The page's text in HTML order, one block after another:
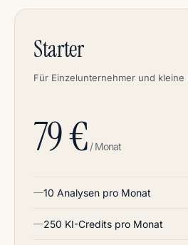
Starter
Für Einzelunternehmer und kleine
79 € / Monat
10 Analysen pro Monat
250 KI-Credits pro Monat